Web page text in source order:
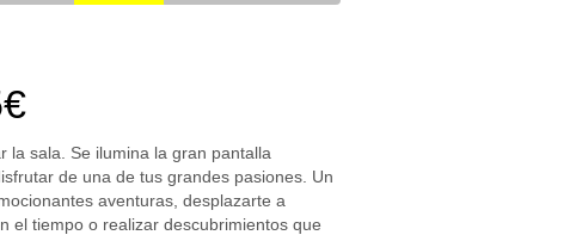
la sala. Se ilumina la gran pantalla
de una de tus grandes pasiones. Un
aventuras, desplazarte a
el tiempo o realizar descubrimientos que